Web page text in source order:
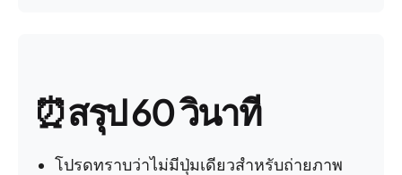
⏰สรุป 60 วินาที
โปรดทราบว่าไม่มีปุ่มเดียวสำหรับถ่ายภาพ